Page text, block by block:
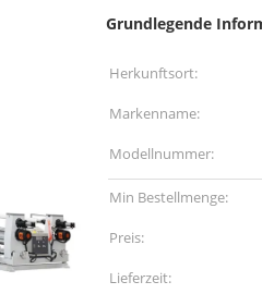
Grundlegende
Herkunftsort:
Markenname:
Modellnummer:
Min Bestellmenge:
Preis:
Lieferzeit: